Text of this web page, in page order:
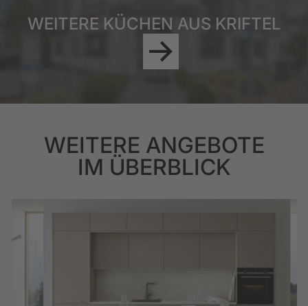
WEITERE KÜCHEN AUS KRIFTEL
WEITERE ANGEBOTE
IM ÜBERBLICK